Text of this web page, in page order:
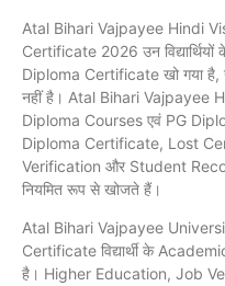
Atal Bihari Vajpayee Hindi
Certificate 2026 उन विद्यार्थियों
Diploma Certificate खो गया है,
नहीं है। Atal Bihari Vajpayee
Diploma Courses एवं PG
Diploma Certificate, Lost
Verification और Student
नियमित रूप से खोजते हैं।
Atal Bihari Vajpayee
Certificate विद्यार्थी के
है। Higher Education, Job